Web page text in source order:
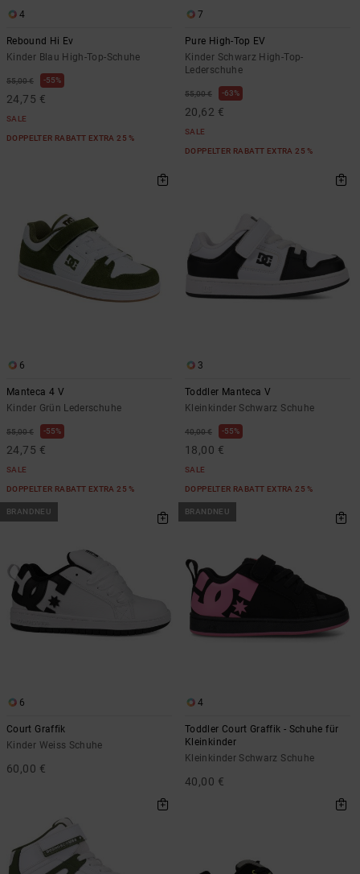
4
Rebound Hi Ev
Kinder Blau High-Top-Schuhe
55,00 € 55%
24,75 €
SALE
DOPPELTER RABATT EXTRA 25 %
7
Pure High-Top EV
Kinder Schwarz High-Top-
Lederschuhe
55,00 € 63%
20,62 €
SALE
DOPPELTER RABATT EXTRA 25 %
6
Manteca 4 V
Kinder Grün Lederschuhe
55,00 € 55%
24,75 €
SALE
DOPPELTER RABATT EXTRA 25 %
3
Toddler Manteca V
Kleinkinder Schwarz Schuhe
40,00 € 55%
18,00 €
SALE
DOPPELTER RABATT EXTRA 25 %
BRANDNEU
6
Court Graffik
Kinder Weiss Schuhe
60,00 €
BRANDNEU
4
Toddler Court Graffik - Schuhe für
Kleinkinder
Kleinkinder Schwarz Schuhe
40,00 €